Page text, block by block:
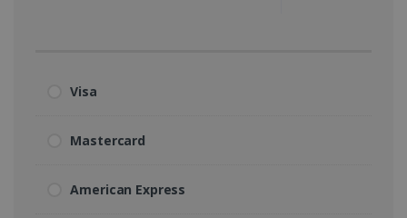
Visa
Mastercard
American Express